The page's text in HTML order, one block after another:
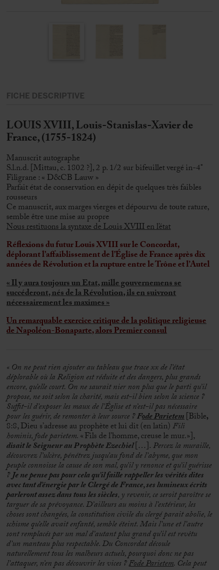
FICHE DESCRIPTIVE
LOUIS XVIII, Louis-Stanislas-Xavier de
France, (1755-1824)
Manuscrit autographe
S.l.n.d. [Mittau, c. 1802 ?], 2 p. 1/2 sur bifeuillet vergé in-4°
Filigrane : « D&CB Lauw »
Parfait état de conservation en dépit de quelques très faibles
rousseurs
Ce manuscrit, aux marges vierges et dépourvu de toute rature,
semble être une mise au propre
Nous restituons la syntaxe de Louis XVIII en l’état
Réflexions du futur Louis XVIII sur le Concordat,
déplorant l’affaiblissement de l’Église de France après dix
années de Révolution et la rupture entre le Trône et l’Autel
« Il y aura toujours un Etat, mille gouvernemens se
succéderont, nés de la Révolution, ils en suivront
nécessairement les maximes »
Un remarquable exercice critique de la politique religieuse
de Napoléon-Bonaparte, alors Premier consul
« On ne peut rien ajouter au tableau que trace xx de l’état
déplorable où la Religion est réduite et des dangers, plus grands
encore, qu’elle court. On ne saurait nier non plus que le parti qu’il
propose, ne soit selon la charité, mais est-il bien selon la science ?
Suffit-il d’exposer les maux de l’Église et n’est-il pas nécessaire
pour les guérir, de remonter à leur source ?Fode Parietem[Bible,
8:8, Dieu s’adresse au prophète et lui dit (en latin)Fili
hominis, fode parietem. « Fils de l’homme, creuse le mur. »],
disait le Seigneur au Prophète Ezechiel[…].Percez la muraille,
découvrez l’ulcère, pénétrez jusqu’au fond de l’abyme, que mon
peuple connoisse la cause de son mal, qu’il y renonce et qu’il guérisse
?Je ne pense pas pour cela qu’il faille rappeller les vérités dites
avec tant d’énergie par le Clergé de France, ses lumineux écrits
parleront assez dans tous les siècles, y revenir, ce seroit paroître se
targuer de sa prévoyance. D’ailleurs au moins à l’extérieur, les
choses sont changées, la constitution civile du clergé parait abolie, le
schisme qu’elle avait enfanté, semble éteint. Mais l’une et l’autre
sont remplacés par un mal d’autant plus grand qu’il est revêtu
d’un manteau plus respectable. Du Concordat découle
naturellement tous les malheurs actuels, pourquoi donc ne pas
l’attaquer, n’en pas découvrir les vices ?Fode Parietem. Cela peut